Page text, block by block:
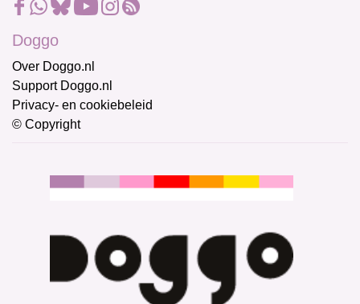
Doggo
Over Doggo.nl
Support Doggo.nl
Privacy- en cookiebeleid
© Copyright